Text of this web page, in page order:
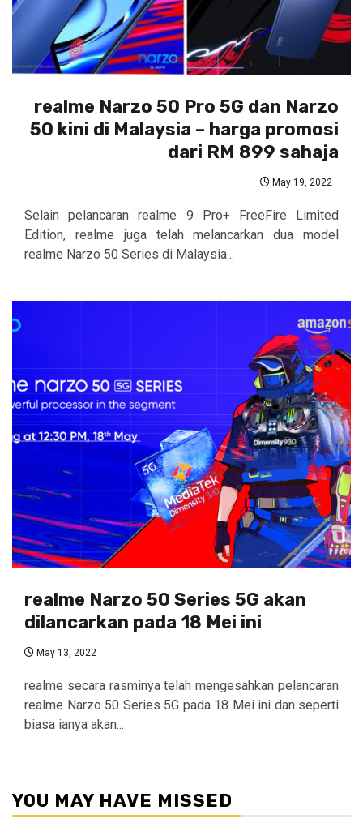
realme Narzo 50 Pro 5G dan Narzo
50 kini di Malaysia – harga promosi
dari RM 899 sahaja
May 19, 2022
Selain pelancaran realme 9 Pro+ FreeFire Limited
Edition, realme juga telah melancarkan dua model
realme Narzo 50 Series di Malaysia...
realme Narzo 50 Series 5G akan
dilancarkan pada 18 Mei ini
May 13, 2022
realme secara rasminya telah mengesahkan pelancaran
realme Narzo 50 Series 5G pada 18 Mei ini dan seperti
biasa ianya akan...
YOU MAY HAVE MISSED